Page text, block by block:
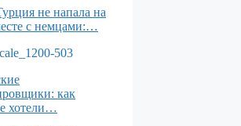
не напала на
с немцами:…
как
хотели…